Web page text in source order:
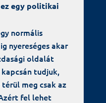
egy politikai
normális
nyereséges akar
oldalát
tudjuk,
meg csak az
fel lehet